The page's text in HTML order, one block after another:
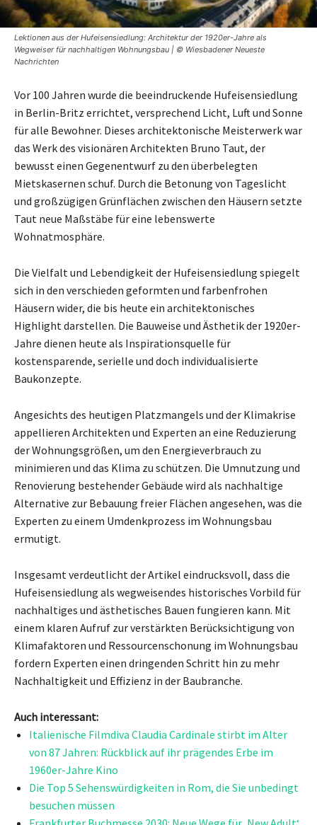
Lektionen aus der Hufeisensiedlung: Architektur der 1920er-Jahre als
Wegweiser für nachhaltigen Wohnungsbau | © Wiesbadener Neueste
Nachrichten
Vor 100 Jahren wurde die beeindruckende Hufeisensiedlung
in Berlin-Britz errichtet, versprechend Licht, Luft und Sonne
für alle Bewohner. Dieses architektonische Meisterwerk war
das Werk des visionären Architekten Bruno Taut, der
bewusst einen Gegenentwurf zu den überbelegten
Mietskasernen schuf. Durch die Betonung von Tageslicht
und großzügigen Grünflächen zwischen den Häusern setzte
Taut neue Maßstäbe für eine lebenswerte
Wohnatmosphäre.
Die Vielfalt und Lebendigkeit der Hufeisensiedlung spiegelt
sich in den verschieden geformten und farbenfrohen
Häusern wider, die bis heute ein architektonisches
Highlight darstellen. Die Bauweise und Ästhetik der 1920er-
Jahre dienen heute als Inspirationsquelle für
kostensparende, serielle und doch individualisierte
Baukonzepte.
Angesichts des heutigen Platzmangels und der Klimakrise
appellieren Architekten und Experten an eine Reduzierung
der Wohnungsgrößen, um den Energieverbrauch zu
minimieren und das Klima zu schützen. Die Umnutzung und
Renovierung bestehender Gebäude wird als nachhaltige
Alternative zur Bebauung freier Flächen angesehen, was die
Experten zu einem Umdenkprozess im Wohnungsbau
ermutigt.
Insgesamt verdeutlicht der Artikel eindrucksvoll, dass die
Hufeisensiedlung als wegweisendes historisches Vorbild für
nachhaltiges und ästhetisches Bauen fungieren kann. Mit
einem klaren Aufruf zur verstärkten Berücksichtigung von
Klimafaktoren und Ressourcenschonung im Wohnungsbau
fordern Experten einen dringenden Schritt hin zu mehr
Nachhaltigkeit und Effizienz in der Baubranche.
Auch interessant:
Italienische Filmdiva Claudia Cardinale stirbt im Alter
von 87 Jahren: Rückblick auf ihr prägendes Erbe im
1960er-Jahre Kino
Die Top 5 Sehenswürdigkeiten in Rom, die Sie unbedingt
besuchen müssen